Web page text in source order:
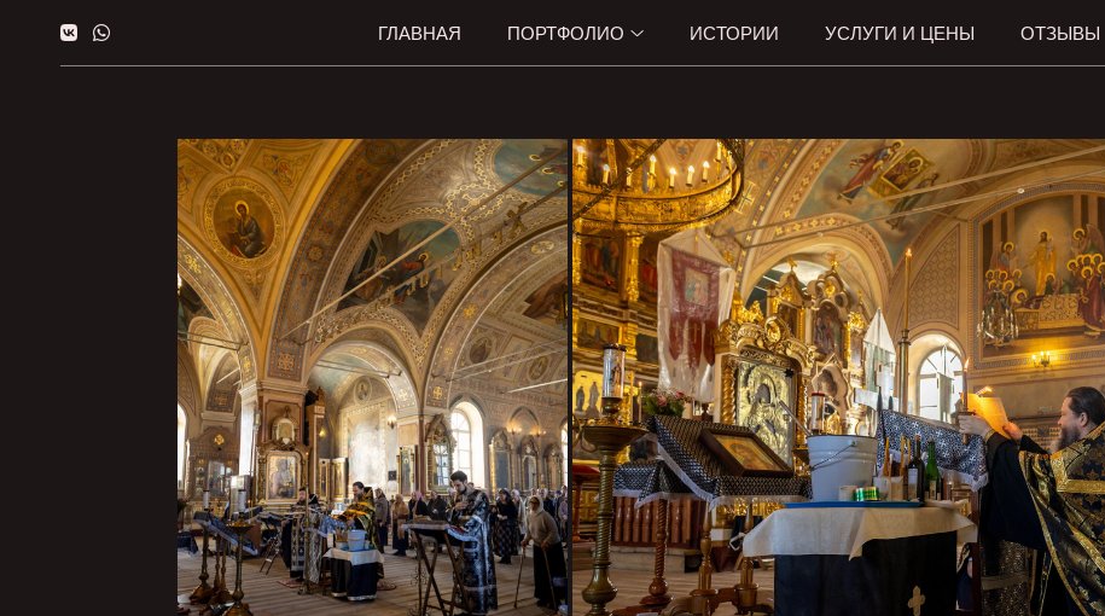
ГЛАВНАЯ ПОРТФОЛИО ИСТОРИИ УСЛУГИ И ЦЕНЫ ОТЗЫВЫ